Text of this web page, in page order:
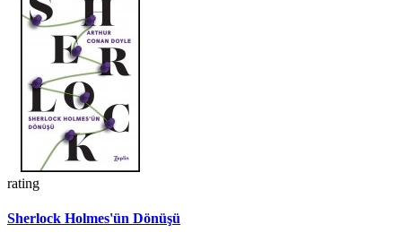
rating
Sherlock Holmes'ün Dönüşü